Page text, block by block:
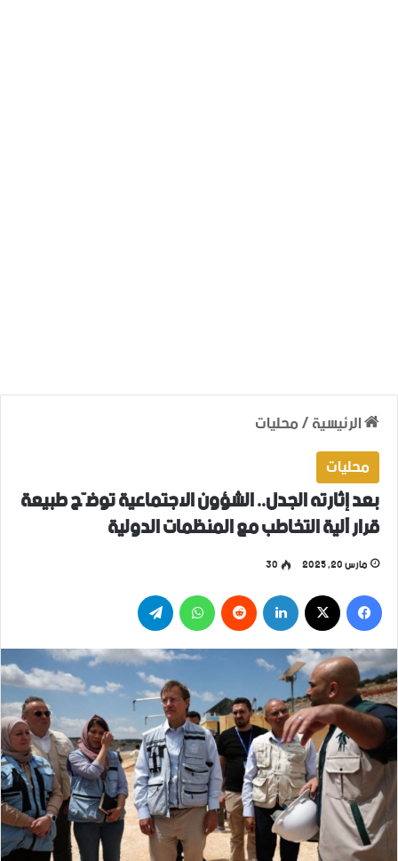
الرئيسية/محليات
محليات
بعد إثارته الجدل.. الشؤون الاجتماعية توضّح طبيعة
قرار آلية التخاطب مع المنظمات الدولية
مارس 20, 2025 30
فيسبوك‫X لينكدإن واتساب